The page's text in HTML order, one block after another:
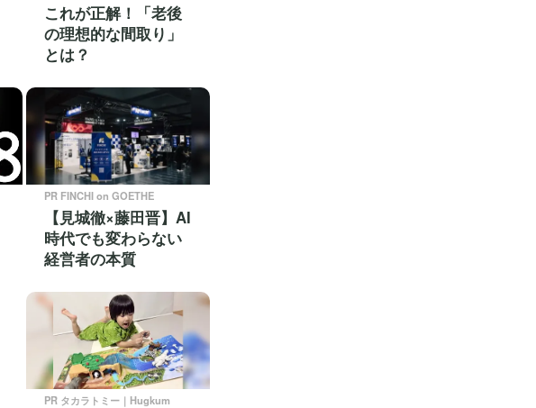
これが正解！「老後
の理想的な間取り」
とは？
PR FINCHI on GOETHE
【見城徹×藤田晋】AI
時代でも変わらない
経営者の本質
PR タカラトミー｜Hugkum